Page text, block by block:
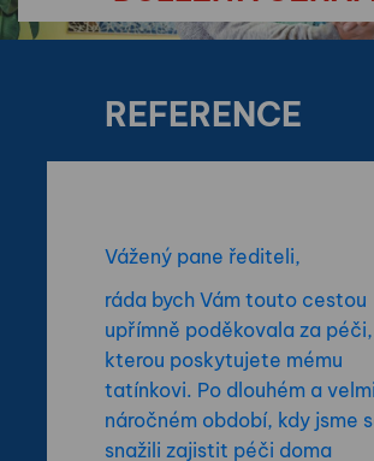
REFERENCE
Vážený pane řediteli,
ráda bych Vám touto cestou
upřímně poděkovala za péči,
kterou poskytujete mému
tatínkovi. Po dlouhém a velmi
náročném období, kdy jsme
snažili zajistit péči doma